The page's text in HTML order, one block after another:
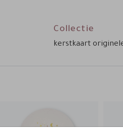
Collectie
kerstkaart